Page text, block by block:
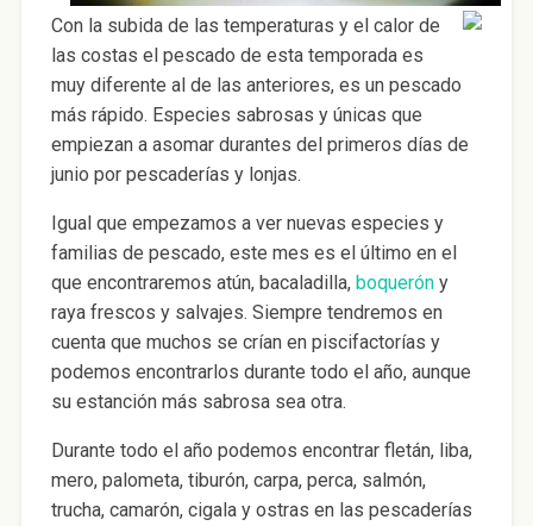
Con la subida de las temperaturas y el calor de
las costas el pescado de esta temporada es
muy diferente al de las anteriores, es un pescado
más rápido. Especies sabrosas y únicas que
empiezan a asomar durantes del primeros días de
junio por pescaderías y lonjas.
Igual que empezamos a ver nuevas especies y
familias de pescado, este mes es el último en el
que encontraremos atún, bacaladilla, boqueróny
raya frescos y salvajes. Siempre tendremos en
cuenta que muchos se crían en piscifactorías y
podemos encontrarlos durante todo el año, aunque
su estanción más sabrosa sea otra.
Durante todo el año podemos encontrar fletán, liba,
mero, palometa, tiburón, carpa, perca, salmón,
trucha, camarón, cigala y ostras en las pescaderías